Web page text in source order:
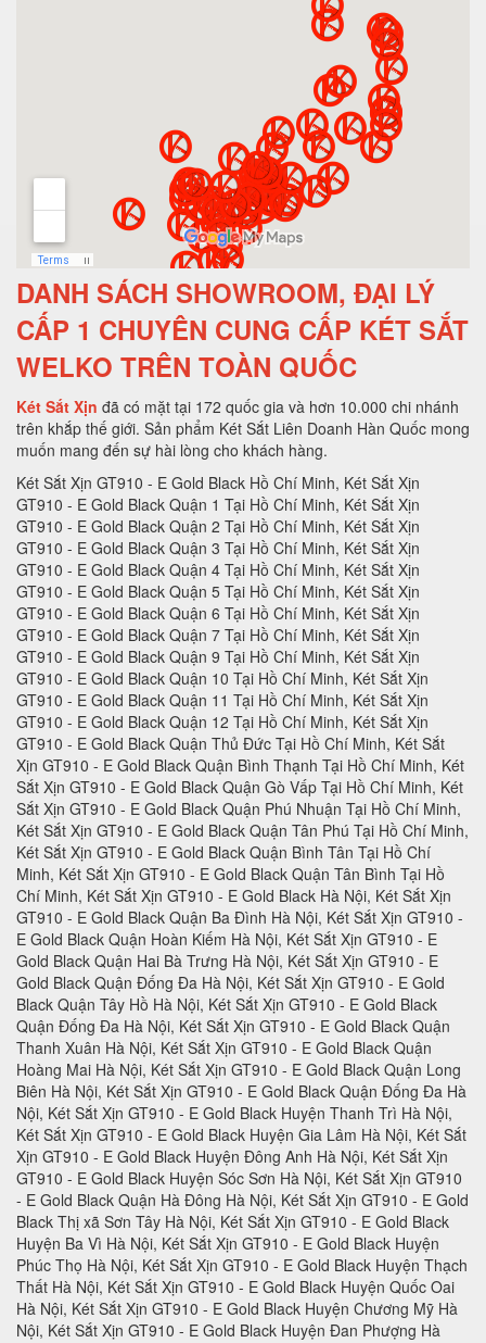
DANH SÁCH SHOWROOM, ĐẠI LÝ
CẤP 1 CHUYÊN CUNG CẤP KÉT SẮT
WELKO TRÊN TOÀN QUỐC
Két Sắt Xịn đã có mặt tại 172 quốc gia và hơn 10.000 chi nhánh
trên khắp thế giới. Sản phẩm Két Sắt Liên Doanh Hàn Quốc mong
muốn mang đến sự hài lòng cho khách hàng.
Két Sắt Xịn GT910 - E Gold Black Hồ Chí Minh, Két Sắt Xịn GT910 - E Gold Black Quận 1 Tại Hồ Chí Minh, Két Sắt Xịn GT910 - E Gold Black Quận 2 Tại Hồ Chí Minh, Két Sắt Xịn GT910 - E Gold Black Quận 3 Tại Hồ Chí Minh, Két Sắt Xịn GT910 - E Gold Black Quận 4 Tại Hồ Chí Minh, Két Sắt Xịn GT910 - E Gold Black Quận 5 Tại Hồ Chí Minh, Két Sắt Xịn GT910 - E Gold Black Quận 6 Tại Hồ Chí Minh, Két Sắt Xịn GT910 - E Gold Black Quận 7 Tại Hồ Chí Minh, Két Sắt Xịn GT910 - E Gold Black Quận 9 Tại Hồ Chí Minh, Két Sắt Xịn GT910 - E Gold Black Quận 10 Tại Hồ Chí Minh, Két Sắt Xịn GT910 - E Gold Black Quận 11 Tại Hồ Chí Minh, Két Sắt Xịn GT910 - E Gold Black Quận 12 Tại Hồ Chí Minh, Két Sắt Xịn GT910 - E Gold Black Quận Thủ Đức Tại Hồ Chí Minh, Két Sắt Xịn GT910 - E Gold Black Quận Bình Thạnh Tại Hồ Chí Minh, Két Sắt Xịn GT910 - E Gold Black Quận Gò Vấp Tại Hồ Chí Minh, Két Sắt Xịn GT910 - E Gold Black Quận Phú Nhuận Tại Hồ Chí Minh, Két Sắt Xịn GT910 - E Gold Black Quận Tân Phú Tại Hồ Chí Minh, Két Sắt Xịn GT910 - E Gold Black Quận Bình Tân Tại Hồ Chí Minh, Két Sắt Xịn GT910 - E Gold Black Quận Tân Bình Tại Hồ Chí Minh, Két Sắt Xịn GT910 - E Gold Black Hà Nội, Két Sắt Xịn GT910 - E Gold Black Quận Ba Đình Hà Nội, Két Sắt Xịn GT910 - E Gold Black Quận Hoàn Kiếm Hà Nội, Két Sắt Xịn GT910 - E Gold Black Quận Hai Bà Trưng Hà Nội, Két Sắt Xịn GT910 - E Gold Black Quận Đống Đa Hà Nội, Két Sắt Xịn GT910 - E Gold Black Quận Tây Hồ Hà Nội, Két Sắt Xịn GT910 - E Gold Black Quận Đống Đa Hà Nội, Két Sắt Xịn GT910 - E Gold Black Quận Thanh Xuân Hà Nội, Két Sắt Xịn GT910 - E Gold Black Quận Hoàng Mai Hà Nội, Két Sắt Xịn GT910 - E Gold Black Quận Long Biên Hà Nội, Két Sắt Xịn GT910 - E Gold Black Quận Đống Đa Hà Nội, Két Sắt Xịn GT910 - E Gold Black Huyện Thanh Trì Hà Nội, Két Sắt Xịn GT910 - E Gold Black Huyện Gia Lâm Hà Nội, Két Sắt Xịn GT910 - E Gold Black Huyện Đông Anh Hà Nội, Két Sắt Xịn GT910 - E Gold Black Huyện Sóc Sơn Hà Nội, Két Sắt Xịn GT910 - E Gold Black Quận Hà Đông Hà Nội, Két Sắt Xịn GT910 - E Gold Black Thị xã Sơn Tây Hà Nội, Két Sắt Xịn GT910 - E Gold Black Huyện Ba Vì Hà Nội, Két Sắt Xịn GT910 - E Gold Black Huyện Phúc Thọ Hà Nội, Két Sắt Xịn GT910 - E Gold Black Huyện Thạch Thất Hà Nội, Két Sắt Xịn GT910 - E Gold Black Huyện Quốc Oai Hà Nội, Két Sắt Xịn GT910 - E Gold Black Huyện Chương Mỹ Hà Nội, Két Sắt Xịn GT910 - E Gold Black Huyện Đan Phượng Hà Nội, Két Sắt Xịn GT910 - E Gold Black Huyện Hoài Đức Hà Nội, Két Sắt Xịn GT910 - E Gold Black Huyện Thanh Oai Hà Nội, Két Sắt Xịn GT910 - E Gold Black Huyện Mỹ Đức Hà Nội, Két Sắt Xịn GT910 - E Gold Black Huyện Ứng Hoà Hà Nội, Két Sắt Xịn GT910 - E Gold Black Huyện Thường Tín Hà Nội, Két Sắt Xịn GT910 - E Gold Black Huyện Phú Xuyên Hà Nội, Két Sắt Xịn GT910 - E Gold Black Huyện Mê Linh Hà Nội, Két Sắt Xịn GT910 - E Gold Black Quận Nam Từ Liên Hà Nội, Két Sắt Xịn GT910 - E Gold Black An Giang, Két Sắt Xịn GT910 - E Gold Black Thành phố Long Xuyên Tỉnh An Giang, Két Sắt Xịn GT910 - E Gold Black Thành phố Châu Đốc Tỉnh An Giang, Két Sắt Xịn GT910 - E Gold Black Huyện An Phú Tỉnh An Giang, Két Sắt Xịn GT910 - E Gold Black Thị xã Tân Châu, Két Sắt Xịn GT910 - E Gold Black Huyện Phú Tân, Két Sắt Xịn GT910 - E Gold Black Huyện Châu Phú, Két Sắt Xịn GT910 - E Gold Black Huyện Tịnh Biên, Két Sắt Xịn GT910 - E Gold Black Huyện Tri Tôn, Két Sắt Xịn GT910 - E Gold Black Huyện Châu Thành Tỉnh An Giang, Két Sắt Xịn GT910 - E Gold Black Huyện Chợ Mới Tỉnh An Giang, Két Sắt Xịn GT910 - E Gold Black Huyện Thoại Sơn Tỉnh An Giang, Két Sắt Xịn GT910 - E Gold Black Vũng Tàu, Két Sắt Xịn GT910 - E Gold Black Thành phố Vũng Tàu Tại Bà Rịa - Vũng Tàu, Két Sắt Xịn GT910 - E Gold Black Thành phố Bà Rịa Tại Bà Rịa - Vũng Tàu, Két Sắt Xịn GT910 - E Gold Black Huyện Châu Đức Tại Bà Rịa - Vũng Tàu, Két Sắt Xịn GT910 - E Gold Black Huyện Xuyên Mộc Tại Bà Rịa - Vũng Tàu, Két Sắt Xịn GT910 - E Gold Black Huyện Long Điền Tại Bà Rịa - Két Sắt Xịn GT910 - E Gold Black Cần Thơ, Két Sắt Xịn GT910 - E Gold Black Tại Thành phố Cần Thơ Tỉnh Cần Thơ, Két Sắt Xịn GT910 - E Gold Black Tại Quận Ninh Kiều Tỉnh Cần Thơ, Két Sắt Xịn GT910 - E Gold Black Tại Quận Ô Môn Tỉnh Cần Thơ, Két Sắt Xịn GT910 - E Gold Black Tại Quận Bình Thuỷ Tỉnh Cần Thơ, Két Sắt Xịn GT910 - E Gold Black Tại Quận Cái Răng Tỉnh Cần Thơ, Két Sắt Xịn GT910 - E Gold Black Tại Quận Thốt Nốt Tỉnh Cần Thơ, Két Sắt Xịn GT910 - E Gold Black Tại Huyện Vĩnh Thạnh Tỉnh Cần Thơ, Két Sắt Xịn GT910 - E Gold Black Tại Huyện Cờ Đỏ Tỉnh Cần Thơ, Két Sắt Xịn GT910 - E Gold Black Tại Huyện Phong Điền Tỉnh Cần Thơ, Két Sắt Xịn GT910 - E Gold Black Tại Huyện Thới Lai Tỉnh Cần Thơ, Két Sắt Xịn GT910 - E Gold Black Đà Nẵng, Két Sắt Xịn GT910 - E Gold Black Tại Thành phố Đà Nẵng Tỉnh Đà Nẵng, Két Sắt Xịn GT910 - E Gold Black Tại Quận Liên Chiểu Tỉnh Đà Nẵng, Két Sắt Xịn GT910 - E Gold Black Tại Quận Thanh Khê Tỉnh Đà Nẵng, Két Sắt Xịn GT910 - E Gold Black Tại Quận Hải Châu Tỉnh Đà Nẵng, Két Sắt Xịn GT910 - E Gold Black Tại Quận Sơn Trà Tỉnh Đà Nẵng, Két Sắt Xịn GT910 - E Gold Black Tại Quận Ngũ Hành Sơn Tỉnh Đà Nẵng, Két Sắt Xịn GT910 - E Gold Black Tại Quận Cẩm Lệ Tỉnh Đà Nẵng, Két Sắt Xịn GT910 - E Gold Black TạiHuyện Hòa Vang Tỉnh Đà Nẵng, Két Sắt Xịn GT910 - E Gold Black Đắk Lắk, Két Sắt Xịn GT910 - E Gold Black Tại Thành phố Buôn Ma Thuột Tỉnh Đắk Lắk, Két Sắt Xịn GT910 - E Gold Black Tại Thị xã Buôn Hồ Tỉnh Đắk Lắk, Két Sắt Xịn GT910 - E Gold Black Tại Huyện Buôn Đôn Tỉnh Đắk Lắk, Két Sắt Xịn GT910 - E Gold Black Tại Huyện Cư Kuin Tỉnh Đắk Lắk, Két Sắt Xịn GT910 - E Gold Black Tại Huyện Cư M’gar Tỉnh Đắk Lắk, Két Sắt Xịn GT910 - E Gold Black Tại Huyện Ea H’leo Tỉnh Đắk Lắk, Két Sắt Xịn GT910 - E Gold Black Tại Huyện Ea Kar Tỉnh Đắk Lắk, Két Sắt Xịn GT910 - E Gold Black Tại Huyện Ea Súp Tỉnh Đắk Lắk, Két Sắt Xịn GT910 - E Gold Black Tại Huyện Krông Ana Tỉnh Đắk Lắk, Két Sắt Xịn GT910 - E Gold Black Tại Huyện Krông Bông Tỉnh Đắk Lắk, Két Sắt Xịn GT910 - E Gold Black Tại Huyện Krông Búk Tỉnh Đắk Lắk, Két Sắt Xịn GT910 - E Gold Black Tại Huyện Krông Năng Tỉnh Đắk Lắk, Két Sắt Xịn GT910 - E Gold Black Tại Huyện Krông Pắk Tỉnh Đắk Lắk, Két Sắt Xịn GT910 - E Gold Black Tại Huyện Lắk Tỉnh Đắk Lắk, Két Sắt Xịn GT910 - E Gold Black Tại Huyện M’Đrắk Tỉnh Đắk Lắk, Két Sắt Xịn GT910 - E Gold Black Đắk Nông, Két Sắt Xịn GT910 - E Gold Black Tại Thành phố Gia Nghĩa Tỉnh Đắk Nông, Két Sắt Xịn GT910 - E Gold Black Tại Huyện Cư Jút Tỉnh Đắk Nông, Két Sắt Xịn GT910 - E Gold Black Tại Huyện Đắk Glong Tỉnh Đắk Nông, Két Sắt Xịn GT910 - E Gold Black Tại Huyện Đắk Mil Tỉnh Đắk Nông, Két Sắt Xịn GT910 - E Gold Black Tại Huyện Đắk R’lấp Tỉnh Đắk Nông, Két Sắt Xịn GT910 - E Gold Black Tại Huyện Đắk Song Tỉnh Đắk Nông, Két Sắt Xịn GT910 - E Gold Black Tại Huyện Krông Nô Tỉnh Đắk Nông, Két Sắt Xịn GT910 - E Gold Black Tại Huyện Tuy Đức Tỉnh Đắk Nông, Két Sắt Xịn GT910 - E Gold Black Đồng Nai, Két Sắt Xịn GT910 - E Gold Black Tại Thành phố Biên Hòa Tỉnh Đồng Nai, Két Sắt Xịn GT910 - E Gold Black Tại Thành phố Long Khánh Tỉnh Đồng Nai, Két Sắt Xịn GT910 - E Gold Black Tại Huyện Cẩm Mỹ Tỉnh Đồng Nai, Két Sắt Xịn GT910 - E Gold Black Tại Huyện Định Quán Tỉnh Đồng Nai, Két Sắt Xịn GT910 - E Gold Black Tại Huyện Long Thành Tỉnh Đồng Nai, Két Sắt Xịn GT910 - E Gold Black Tại Huyện Nhơn Trạch Tỉnh Đồng Nai, Két Sắt Xịn GT910 - E Gold Black Tại Huyện Tân Phú Tỉnh Đồng Nai, Két Sắt Xịn GT910 - E Gold Black Tại Huyện Thống Nhất Tỉnh Đồng Nai, Két Sắt Xịn GT910 - E Gold Black Tại Huyện Trảng Bom Tỉnh Đồng Nai, Két Sắt Xịn GT910 - E Gold Black Tại Huyện Vĩnh Cửu Tỉnh Đồng Nai, Két Sắt Xịn GT910 - E Gold Black Tại Huyện Xuân Lộc Tỉnh Đồng Nai, Két Sắt Xịn GT910 - E Gold Black Biên Hòa, Két Sắt Xịn GT910 - E Gold Black Đồng Tháp, Két Sắt Xịn GT910 - E Gold Black Tại Thành phố Cao Lãnh Tỉnh Đồng Tháp, Két Sắt Xịn GT910 - E Gold Black Tại Thành phố Sa Đéc Tỉnh Đồng Tháp, Két Sắt Xịn GT910 - E Gold Black Tại Thị xã Hồng Ngự Tỉnh Đồng Tháp, Két Sắt Xịn GT910 - E Gold Black Tại Huyện Cao Lãnh Tỉnh Đồng Tháp, Két Sắt Xịn GT910 - E Gold Black Tại Huyện Châu Thành Tỉnh Đồng Tháp, Két Sắt Xịn GT910 - E Gold Black Tại Huyện Hồng Ngự Tỉnh Đồng Tháp, Két Sắt Xịn GT910 - E Gold Black Tại Huyện Lai Vung Tỉnh Đồng Tháp, Két Sắt Xịn GT910 - E Gold Black Tại Huyện Lấp Vò Tỉnh Đồng Tháp, Két Sắt Xịn GT910 - E Gold Black Tại Huyện Tam Nông Tỉnh Đồng Tháp, Két Sắt Xịn GT910 - E Gold Black Tại Huyện Tân Hồng Tỉnh Đồng Tháp, Két Sắt Xịn GT910 - E Gold Black Tại Huyện Thanh Bình Tỉnh Đồng Tháp, Két Sắt Xịn GT910 - E Gold Black Tại Huyện Tháp Mười Tỉnh Đồng Tháp, Két Sắt Xịn GT910 - E Gold Black Tại Thành phố Điện Biên Phủ Tỉnh Điện Biên, Két Sắt Xịn GT910 - E Gold Black Tại Thị xã Mường Lay Tỉnh Điện Biên, Két Sắt Xịn GT910 - E Gold Black Tại Huyện Điện Biên Tỉnh Điện Biên, Két Sắt Xịn GT910 - E Gold Black Tại Huyện Điện Biên Đông Tỉnh Điện Biên, Két Sắt Xịn GT910 - E Gold Black Tại Huyện Mường Ảng Tỉnh Điện Biên, Két Sắt Xịn GT910 - E Gold Black Tại Huyện Mường Chà Tỉnh Điện Biên, Két Sắt Xịn GT910 - E Gold Black Tại Huyện Mường Nhé Tỉnh Điện Biên, Két Sắt Xịn GT910 - E Gold Black Tại Huyện Nậm Pồ Tỉnh Điện Biên, Két Sắt Xịn GT910 - E Gold Black Tại Huyện Tủa Chùa Tỉnh Điện Biên, Két Sắt Xịn GT910 - E Gold Black Tại Huyện Tuần Giáo Tỉnh Điện Biên, Két Sắt Xịn GT910 - E Gold Black Điện Biên, Két Sắt Xịn GT910 - E Gold Black Gia Lai, Két Sắt Xịn GT910 - E Gold Black Tại Thành phố Pleiku Tỉnh Gia Lai, Két Sắt Xịn GT910 - E Gold Black Tại Thị xã An Khê Tỉnh Gia Lai, Két Sắt Xịn GT910 - E Gold Black Tại Thị xã Ayun Pa Tỉnh Gia Lai, Két Sắt Xịn GT910 - E Gold Black Tại Huyện Chư Păh Tỉnh Gia Lai, Két Sắt Xịn GT910 - E Gold Black Tại Huyện Chư Prông Tỉnh Gia Lai, Két Sắt Xịn GT910 - E Gold Black Tại Huyện Chư Pưh Tỉnh Gia Lai, Két Sắt Xịn GT910 - E Gold Black Tại Huyện Chư Sê Tỉnh Gia Lai, Két Sắt Xịn GT910 - E Gold Black Tại Huyện Đắk Đoa Tỉnh Gia Lai, Két Sắt Xịn GT910 - E Gold Black Tại Huyện Đak Pơ Tỉnh Gia Lai, Két Sắt Xịn GT910 - E Gold Black Tại Huyện Đức Cơ Tỉnh Gia Lai, Két Sắt Xịn GT910 - E Gold Black Tại Huyện Ia Grai Tỉnh